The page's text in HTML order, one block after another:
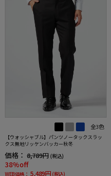
全3色
【ウォッシャブル】パンツノータックスラッ
クス無地リッケンバッカー秋冬
価格： 8,789円 (税込)
38%off
WEB価格： 5,489円 (税込)